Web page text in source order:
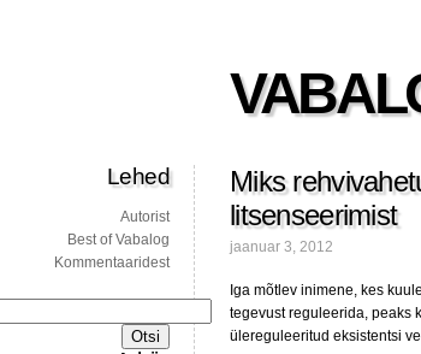
Miks
litsenseerimist
jaanuar 3, 2012
Iga mõtlev inimene, kes
tegevust reguleerida, peaks
ülereguleeritud eksistentsi
Lehed
Autorist
Best of Vabalog
Kommentaaridest